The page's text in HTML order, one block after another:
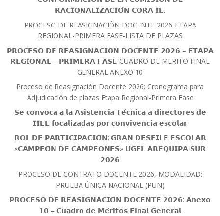
𝗥𝗔𝗖𝗜𝗢𝗡𝗔𝗟𝗜𝗭𝗔𝗖𝗜𝗢́𝗡 𝗖𝗢𝗥𝗔 𝗜𝗘.
PROCESO DE REASIGNACIÓN DOCENTE 2026-ETAPA
REGIONAL-PRIMERA FASE-LISTA DE PLAZAS
𝗣𝗥𝗢𝗖𝗘𝗦𝗢 𝗗𝗘 𝗥𝗘𝗔𝗦𝗜𝗚𝗡𝗔𝗖𝗜𝗢́𝗡 𝗗𝗢𝗖𝗘𝗡𝗧𝗘 𝟮𝟬𝟮𝟲 – 𝗘𝗧𝗔𝗣𝗔
𝗥𝗘𝗚𝗜𝗢𝗡𝗔𝗟 – 𝗣𝗥𝗜𝗠𝗘𝗥𝗔 𝗙𝗔𝗦𝗘 CUADRO DE MERITO FINAL
GENERAL ANEXO 10
Proceso de Reasignación Docente 2026: Cronograma para
Adjudicación de plazas Etapa Regional-Primera Fase
𝗦𝗲 𝗰𝗼𝗻𝘃𝗼𝗰𝗮 𝗮 𝗹𝗮 𝗔𝘀𝗶𝘀𝘁𝗲𝗻𝗰𝗶𝗮 𝗧𝗲́𝗰𝗻𝗶𝗰𝗮 𝗮 𝗱𝗶𝗿𝗲𝗰𝘁𝗼𝗿𝗲𝘀 𝗱𝗲
𝗜𝗜𝗘𝗘 𝗳𝗼𝗰𝗮𝗹𝗶𝘇𝗮𝗱𝗮𝘀 𝗽𝗼𝗿 𝗰𝗼𝗻𝘃𝗶𝘃𝗲𝗻𝗰𝗶𝗮 𝗲𝘀𝗰𝗼𝗹𝗮𝗿
𝗥𝗢𝗟 𝗗𝗘 𝗣𝗔𝗥𝗧𝗜𝗖𝗜𝗣𝗔𝗖𝗜𝗢́𝗡: 𝗚𝗥𝗔𝗡 𝗗𝗘𝗦𝗙𝗜𝗟𝗘 𝗘𝗦𝗖𝗢𝗟𝗔𝗥
«𝗖𝗔𝗠𝗣𝗘𝗢́𝗡 𝗗𝗘 𝗖𝗔𝗠𝗣𝗘𝗢𝗡𝗘𝗦» 𝗨𝗚𝗘𝗟 𝗔𝗥𝗘𝗤𝗨𝗜𝗣𝗔 𝗦𝗨𝗥
𝟮𝟬𝟮𝟲
PROCESO DE CONTRATO DOCENTE 2026, MODALIDAD:
PRUEBA ÚNICA NACIONAL (PUN)
𝗣𝗥𝗢𝗖𝗘𝗦𝗢 𝗗𝗘 𝗥𝗘𝗔𝗦𝗜𝗚𝗡𝗔𝗖𝗜𝗢́𝗡 𝗗𝗢𝗖𝗘𝗡𝗧𝗘 𝟮𝟬𝟮𝟲: 𝗔𝗻𝗲𝘅𝗼
𝟭𝟬 – 𝗖𝘂𝗮𝗱𝗿𝗼 𝗱𝗲 𝗠𝗲́𝗿𝗶𝘁𝗼𝘀 𝗙𝗶𝗻𝗮𝗹 𝗚𝗲𝗻𝗲𝗿𝗮𝗹